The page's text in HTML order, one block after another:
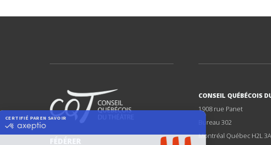
FÉDÉRER
CONSEIL QUÉBÉCOIS
1908 rue Panet
Bureau 302
Montréal Québec H2L